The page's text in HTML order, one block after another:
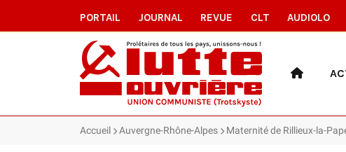
PORTAIL JOURNAL REVUE CLT AUDIOLO
Accueil Auvergne-Rhône-Alpes Maternité de Rillieux-la-